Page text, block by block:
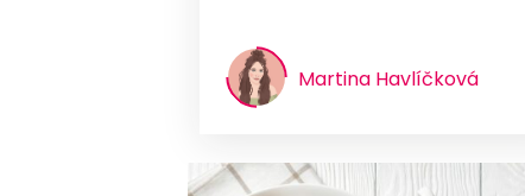
Martina Havlíčková